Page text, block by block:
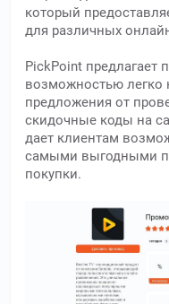
который
для различных
PickPoint предлагает
возможностью легко
предложения от
скидочные коды на
дает клиентам
самыми выгодными
покупки.